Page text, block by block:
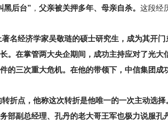
黑后台” ， 父亲被关押多年、母亲自杀。 这段经
名经济学家吴敬琏的硕士研究生，成为其开
。在掌管两大央企期间，成功主持应对了光
的三次重大危机。在他的带领下，中信集团成
折点，他称这次转折是他唯一的一次主动选择
部副总经理、孔丹的老大哥王军也极力说服